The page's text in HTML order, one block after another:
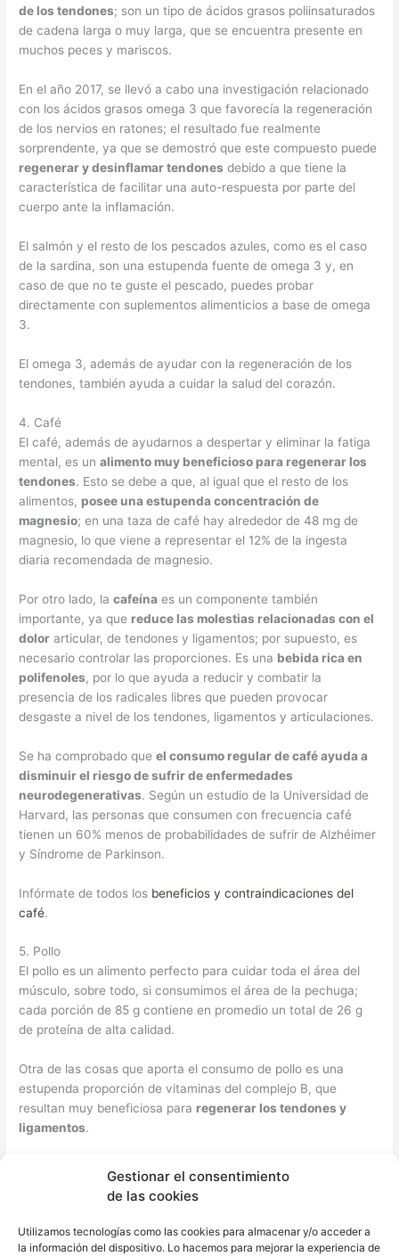
Gestionar el consentimiento
de las cookies
Utilizamos tecnologías como las cookies para almacenar y/o acceder a
la información del dispositivo. Lo hacemos para mejorar la experiencia de
de los tendones; son un tipo de ácidos grasos poliinsaturados
de cadena larga o muy larga, que se encuentra presente en
muchos peces y mariscos.
En el año 2017, se llevó a cabo una investigación relacionado
con los ácidos grasos omega 3 que favorecía la regeneración
de los nervios en ratones; el resultado fue realmente
sorprendente, ya que se demostró que este compuesto puede
regenerar y desinflamar tendones debido a que tiene la
característica de facilitar una auto-respuesta por parte del
cuerpo ante la inflamación.
El salmón y el resto de los pescados azules, como es el caso
de la sardina, son una estupenda fuente de omega 3 y, en
caso de que no te guste el pescado, puedes probar
directamente con suplementos alimenticios a base de omega
3.
El omega 3, además de ayudar con la regeneración de los
tendones, también ayuda a cuidar la salud del corazón.
4. Café
El café, además de ayudarnos a despertar y eliminar la fatiga
mental, es unalimento muy beneficioso para regenerar los
tendones. Esto se debe a que, al igual que el resto de los
alimentos, posee una estupenda concentración de
magnesio; en una taza de café hay alrededor de 48 mg de
magnesio, lo que viene a representar el 12% de la ingesta
diaria recomendada de magnesio.
Por otro lado, lacafeína es un componente también
importante, ya que reduce las molestias relacionadas con el
dolor articular, de tendones y ligamentos; por supuesto, es
necesario controlar las proporciones. Es una bebida rica en
polifenoles, por lo que ayuda a reducir y combatir la
presencia de los radicales libres que pueden provocar
desgaste a nivel de los tendones, ligamentos y articulaciones.
Se ha comprobado queel consumo regular de café ayuda a
disminuir el riesgo de sufrir de enfermedades
neurodegenerativas. Según un estudio de la Universidad de
Harvard, las personas que consumen con frecuencia café
tienen un 60% menos de probabilidades de sufrir de Alzhéimer
y Síndrome de Parkinson.
Infórmate de todos los beneficios y contraindicaciones del
café.
5. Pollo
El pollo es un alimento perfecto para cuidar toda el área del
músculo, sobre todo, si consumimos el área de la pechuga;
cada porción de 85 g contiene en promedio un total de 26 g
de proteína de alta calidad.
Otra de las cosas que aporta el consumo de pollo es una
estupenda proporción de vitaminas del complejo B, que
resultan muy beneficiosa para regenerar los tendones y
ligamentos.
B, gracias a su efecto antiinflamatorio, son perfectas para
aliviar el dolor (específicamente las vitaminas B1, B6 y B12).
Los deportistas de alto rendimiento consumen con frecuencia
vitamina B1, conocida también como Tiamina, para cuidar el